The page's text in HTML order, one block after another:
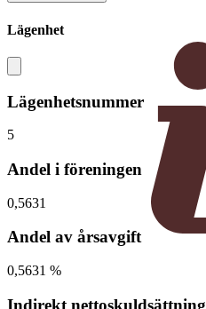
Lägenhet
Lägenhetsnummer
5
Andel i föreningen
0,5631
Andel av årsavgift
0,5631 %
Indirekt nettoskuldsättning